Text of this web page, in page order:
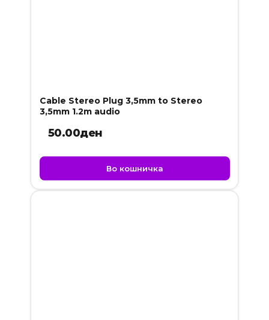
Cable Stereo Plug 3,5mm to Stereo
3,5mm 1.2m audio
50.00ден
Во кошничка